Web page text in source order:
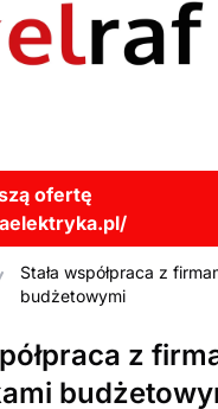
ofertę
Stała współpraca z
budżetowymi
z